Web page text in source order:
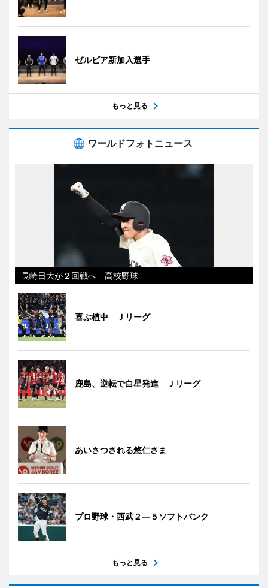
ゼルビア新加入選手
もっと見る
ワールドフォトニュース
長崎日大が２回戦へ 高校野球
喜ぶ植中 Ｊリーグ
鹿島、逆転で白星発進 Ｊリーグ
あいさつされる悠仁さま
プロ野球・西武２―５ソフトバンク
もっと見る